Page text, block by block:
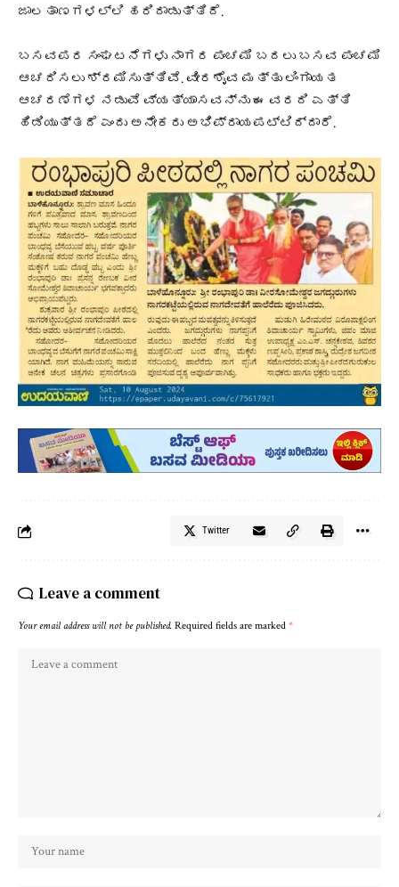
ಜಾಲತಾಣಗಳಲ್ಲಿ ಹರಿದಾಡುತ್ತಿದೆ.
ಬಸವಪರ ಸಂಘಟನೆಗಳು ನಾಗರ ಪಂಚಮಿ ಬದಲು ಬಸವ ಪಂಚಮಿ
ಆಚರಿಸಲು ಶ್ರಮಿಸುತ್ತಿವೆ. ವೀರಶೈವ ಮತ್ತು ಲಿಂಗಾಯತ
ಆಚರಣೆಗಳ ನಡುವೆ ವ್ಯತ್ಯಾಸವನ್ನು ಈ ವರದಿ ಎತ್ತಿ
ಹಿಡಿಯುತ್ತದೆ ಎಂದು ಅನೇಕರು ಅಭಿಪ್ರಾಯಪಟ್ಟಿದ್ದಾರೆ.
Twitter
Leave a comment
Your email address will not be published. Required fields are marked *